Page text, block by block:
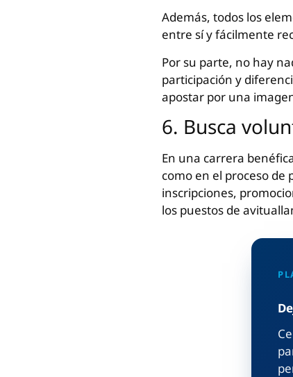
Además, todos los
entre sí y fácilmente
Por su parte, no hay
participación y
apostar por una
6. Busca
En una carrera
como en el proceso
inscripciones,
los puestos de